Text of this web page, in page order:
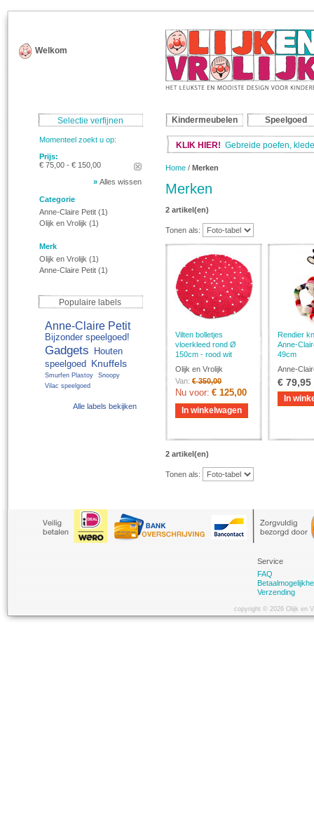
Welkom
Kindermeubelen Speelgoed
KLIK HIER! Gebreide poefen,
Home / Merken
Merken
2 artikel(en)
Tonen als:
Vilten bolletjes
vloerkleed rond Ø
150cm - rood wit
Olijk en Vrolijk
Van: € 350,00
Nu voor: € 125,00
In winkelwagen
Rendier
Anne-
49cm
Anne-
€ 79,95
In
2 artikel(en)
Tonen als:
Selectie verfijnen
Momenteel zoekt u op:
Prijs:
€ 75,00 - € 150,00
» Alles wissen
Categorie
Anne-Claire Petit (1)
Olijk en Vrolijk (1)
Merk
Olijk en Vrolijk (1)
Anne-Claire Petit (1)
Populaire labels
Anne-Claire Petit
Bijzonder speelgoed!
Gadgets
Houten
speelgoed
Knuffels
Smurfen Plastoy
Snoopy
Vilac speelgoed
Alle labels bekijken
Service
FAQ
Verzending
copyright © 2026 Olijk en